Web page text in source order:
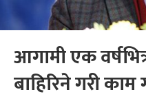
आगामी एक
बाहिरिने गरी काम